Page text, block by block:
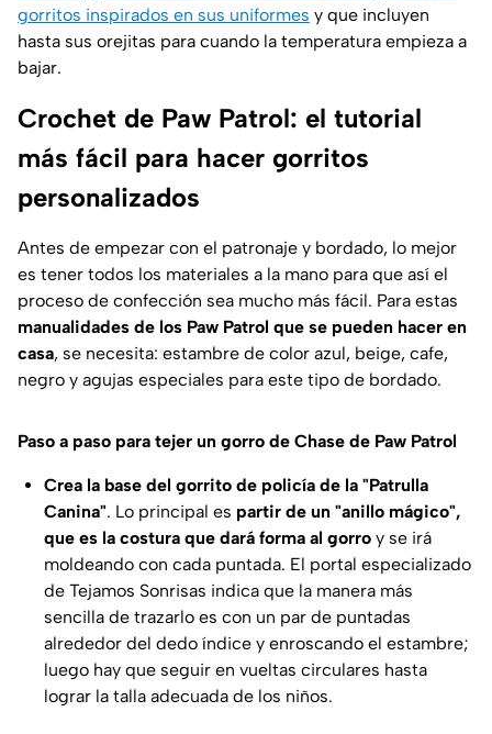
gorritos inspirados en sus uniformes y que incluyen
hasta sus orejitas para cuando la temperatura empieza a
bajar.
Crochet de Paw Patrol: el tutorial
más fácil para hacer gorritos
personalizados
Antes de empezar con el patronaje y bordado, lo mejor
es tener todos los materiales a la mano para que así el
proceso de confección sea mucho más fácil. Para estas
manualidades de los Paw Patrol que se pueden hacer en
casa, se necesita: estambre de color azul, beige, cafe,
negro y agujas especiales para este tipo de bordado.
Paso a paso para tejer un gorro de Chase de Paw Patrol
Crea la base del gorrito de policía de la "Patrulla
Canina". Lo principal es partir de un "anillo mágico",
que es la costura que dará forma al gorro y se irá
moldeando con cada puntada. El portal especializado
de Tejamos Sonrisas indica que la manera más
sencilla de trazarlo es con un par de puntadas
alrededor del dedo índice y enroscando el estambre;
luego hay que seguir en vueltas circulares hasta
lograr la talla adecuada de los niños.